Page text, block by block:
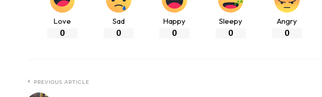
Love
0
Sad
0
Happy
0
Sleepy
0
Angry
0
PREVIOUS ARTICLE